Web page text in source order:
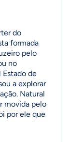
do
formada
pelo
no
Estado de
a explorar
Natural
movida pelo
por ele que